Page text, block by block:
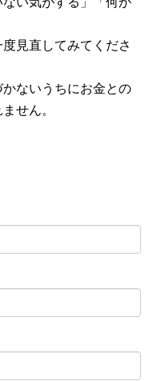
見直してみてくださ
ないうちにお金との
せん。